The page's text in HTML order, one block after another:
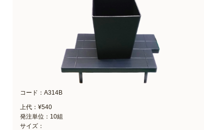
コード：A314B
上代：¥540
発注単位：10組
サイズ：